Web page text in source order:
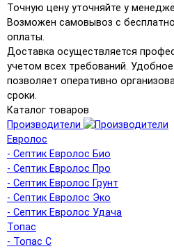
Точную цену уточняйте у
Возможен самовывоз с
оплаты.
Доставка осуществляется
учетом всех требований.
позволяет оперативно
сроки.
Каталог товаров
Производители
Евролос
- Септик Евролос Био
- Септик Евролос Про
- Септик Евролос Грунт
- Септик Евролос Эко
- Септик Евролос Удача
Топас
- Топас С